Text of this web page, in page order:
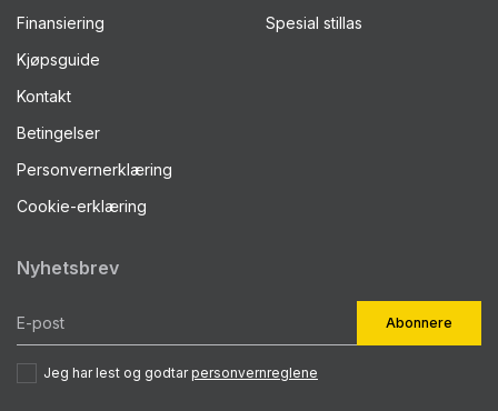
Finansiering
Kjøpsguide
Kontakt
Betingelser
Personvernerklæring
Cookie-erklæring
Spesial stillas
Nyhetsbrev
Abonnere
Jeg har lest og godtarpersonvernreglene